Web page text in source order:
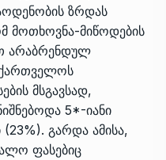
ზრდას
მოთხოვნა-მიწოდების
არაბრენდულ
მსგავსად,
5*-იანი
(23%). გარდა ამისა,
ფასებიც